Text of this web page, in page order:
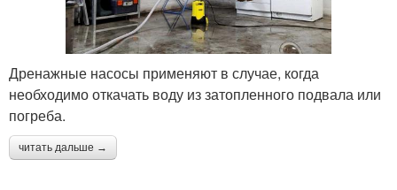
Колодезные насосы Насосы для воды
Глубинный насос
Дренажные насосы применяют в случае, когда
необходимо откачать воду из затопленного подвала или
погреба.
читать дальше →